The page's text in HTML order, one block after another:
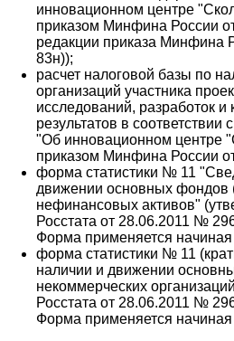
инновационном центре
приказом Минфина России
редакции приказа Минфина
83н));
расчет налоговой базы по
организаций участника
исследований, разработок
результатов в
"Об инновационном центре
приказом Минфина России
форма статистики № 11
движении основных фондов
нефинансовых активов"
Росстата от 28.06.2011 №
Форма применяется начиная
форма статистики № 11
наличии и движении
некоммерческих
Росстата от 28.06.2011 №
Форма применяется начиная